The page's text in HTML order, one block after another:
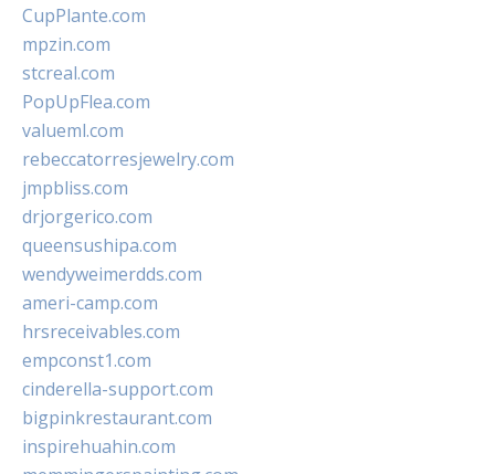
CupPlante.com
mpzin.com
stcreal.com
PopUpFlea.com
valueml.com
rebeccatorresjewelry.com
jmpbliss.com
drjorgerico.com
queensushipa.com
wendyweimerdds.com
ameri-camp.com
hrsreceivables.com
empconst1.com
cinderella-support.com
bigpinkrestaurant.com
inspirehuahin.com